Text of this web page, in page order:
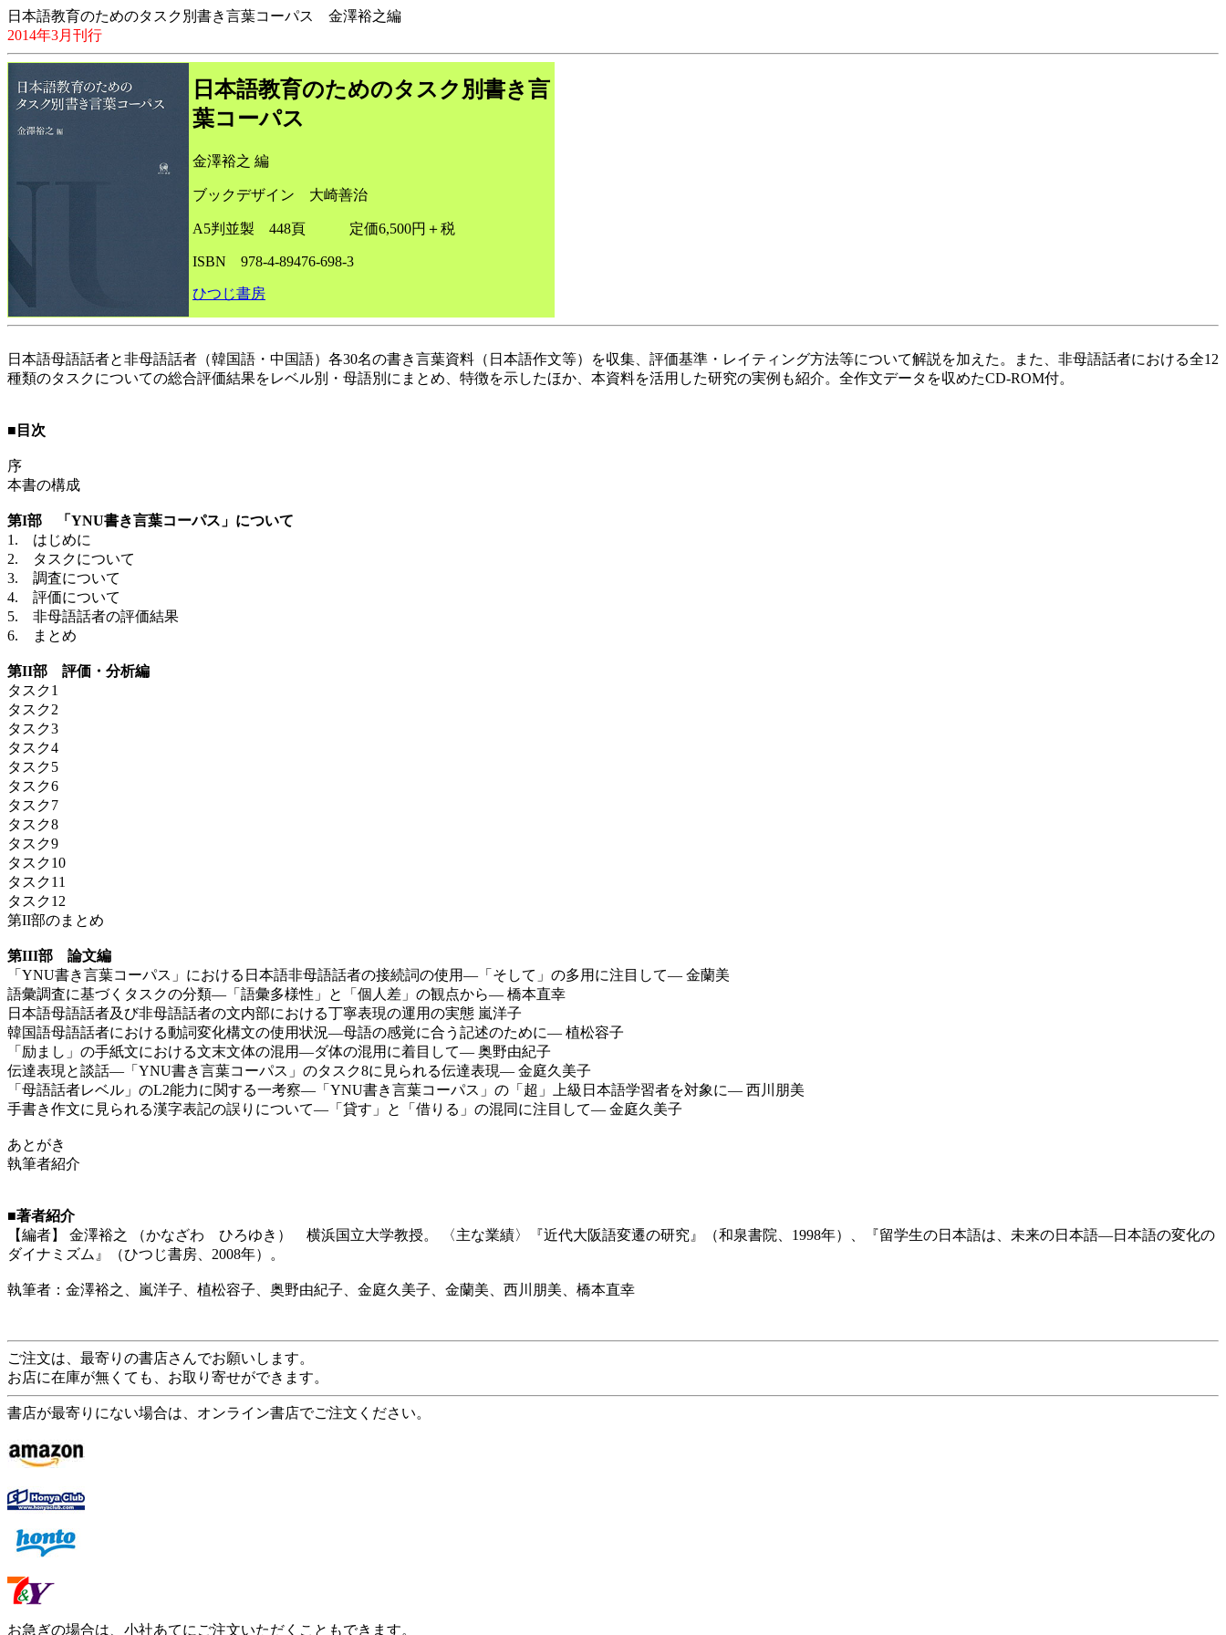
日本語教育のためのタスク別書き言葉コーパス 金澤裕之編
2014年3月刊行
日本語教育のためのタスク別書き言
葉コーパス
金澤裕之 編
ブックデザイン 大崎善治
A5判並製 448頁 定価6,500円＋税
ISBN 978-4-89476-698-3
ひつじ書房
日本語母語話者と非母語話者（韓国語・中国語）各30名の書き言葉資料（日本語作文等）を収集、評価基準・レイティング方法等について解説を加えた。また、非母語話者における全12
種類のタスクについての総合評価結果をレベル別・母語別にまとめ、特徴を示したほか、本資料を活用した研究の実例も紹介。全作文データを収めたCD-ROM付。
■目次
序
本書の構成
第I部 「YNU書き言葉コーパス」について
1. はじめに
2. タスクについて
3. 調査について
4. 評価について
5. 非母語話者の評価結果
6. まとめ
第II部 評価・分析編
タスク1
タスク2
タスク3
タスク4
タスク5
タスク6
タスク7
タスク8
タスク9
タスク10
タスク11
タスク12
第II部のまとめ
第III部 論文編
「YNU書き言葉コーパス」における日本語非母語話者の接続詞の使用―「そして」の多用に注目して― 金蘭美
語彙調査に基づくタスクの分類―「語彙多様性」と「個人差」の観点から― 橋本直幸
日本語母語話者及び非母語話者の文内部における丁寧表現の運用の実態 嵐洋子
韓国語母語話者における動詞変化構文の使用状況―母語の感覚に合う記述のために― 植松容子
「励まし」の手紙文における文末文体の混用―ダ体の混用に着目して― 奥野由紀子
伝達表現と談話―「YNU書き言葉コーパス」のタスク8に見られる伝達表現― 金庭久美子
「母語話者レベル」のL2能力に関する一考察―「YNU書き言葉コーパス」の「超」上級日本語学習者を対象に― 西川朋美
手書き作文に見られる漢字表記の誤りについて―「貸す」と「借りる」の混同に注目して― 金庭久美子
あとがき
執筆者紹介
■著者紹介
【編者】 金澤裕之 （かなざわ ひろゆき） 横浜国立大学教授。 〈主な業績〉『近代大阪語変遷の研究』（和泉書院、1998年）、『留学生の日本語は、未来の日本語―日本語の変化の
ダイナミズム』（ひつじ書房、2008年）。
執筆者：金澤裕之、嵐洋子、植松容子、奥野由紀子、金庭久美子、金蘭美、西川朋美、橋本直幸
ご注文は、最寄りの書店さんでお願いします。
お店に在庫が無くても、お取り寄せができます。
書店が最寄りにない場合は、オンライン書店でご注文ください。
お急ぎの場合は、小社あてにご注文いただくこともできます。